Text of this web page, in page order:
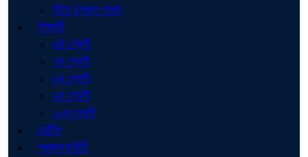
স্টাফ (স্কুল শাখা)
শিক্ষার্থী
৬ষ্ঠ শ্রেণী
৭ম শ্রেণী
৮ম শ্রেণী
৯ম শ্রেণী
১০ম শ্রেণী
নোটিশ
প্রজ্ঞাপন/চিঠি